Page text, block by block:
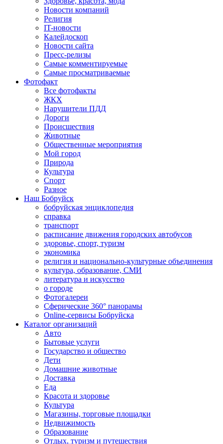
Новости компаний
Религия
IT-новости
Калейдоскоп
Новости сайта
Пресс-релизы
Самые комментируемые
Самые просматриваемые
Фотофакт
Все фотофакты
ЖКХ
Нарушители ПДД
Дороги
Происшествия
Животные
Общественные мероприятия
Мой город
Природа
Культура
Спорт
Разное
Наш Бобруйск
бобруйская энциклопедия
справка
транспорт
расписание движения городских автобусов
здоровье, спорт, туризм
экономика
религия и национально-культурные объединения
культура, образование, СМИ
литература и искусство
о городе
Фотогалереи
Сферические 360° панорамы
Online-сервисы Бобруйска
Каталог организаций
Авто
Бытовые услуги
Государство и общество
Дети
Домашние животные
Доставка
Еда
Красота и здоровье
Культура
Магазины, торговые площадки
Недвижимость
Образование
Отдых, туризм и путешествия